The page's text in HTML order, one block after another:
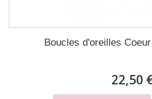
Boucles d'oreilles
22,50